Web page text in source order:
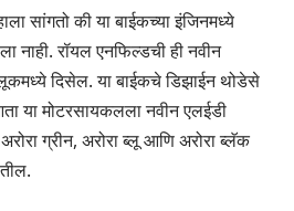
सांगतो की या बाईकच्या इंजिनमध्ये
नाही. रॉयल एनफिल्डची ही नवीन
दिसेल. या बाईकचे डिझाईन थोडेसे
मोटरसायकलला नवीन एलईडी
ग्रीन, अरोरा ब्लू आणि अरोरा ब्लॅक